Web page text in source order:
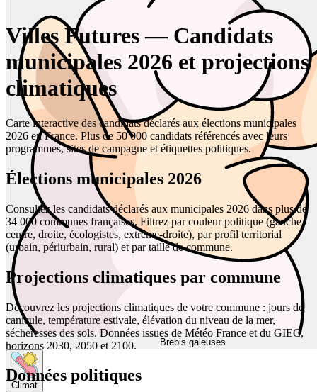
Brebis galeuses
Climat
Villes Futures — Candidats
municipales 2026 et projections
climatiques
Carte interactive des candidats déclarés aux élections municipales
2026 en France. Plus de 50 000 candidats référencés avec leurs
programmes, sites de campagne et étiquettes politiques.
Élections municipales 2026
Consultez les candidats déclarés aux municipales 2026 dans plus de
34 000 communes françaises. Filtrez par couleur politique (gauche,
centre, droite, écologistes, extrême-droite), par profil territorial
(urbain, périurbain, rural) et par taille de commune.
Projections climatiques par commune
Découvrez les projections climatiques de votre commune : jours de
canicule, température estivale, élévation du niveau de la mer,
sécheresses des sols. Données issues de Météo France et du GIEC,
horizons 2030, 2050 et 2100.
Données politiques